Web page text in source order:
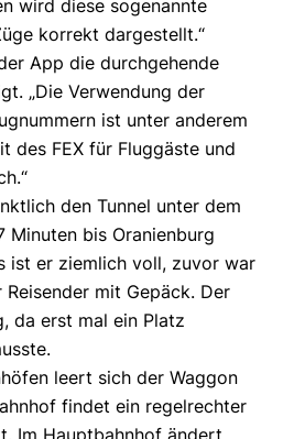
wird diese sogenannte
korrekt dargestellt.“
App die durchgehende
„Die Verwendung der
ist unter anderem
des FEX für Fluggäste und
den Tunnel unter dem
Minuten bis Oranienburg
ist er ziemlich voll, zuvor war
mit Gepäck. Der
da erst mal ein Platz
leert sich der Waggon
findet ein regelrechter
Im Hauptbahnhof ändert